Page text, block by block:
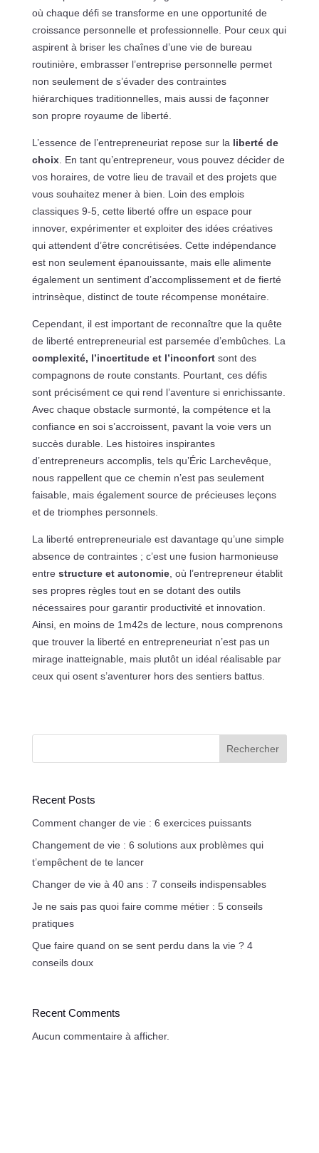
où chaque défi se transforme en une opportunité de
croissance personnelle et professionnelle. Pour ceux qui
aspirent à briser les chaînes d’une vie de bureau
routinière, embrasser l’entreprise personnelle permet
non seulement de s’évader des contraintes
hiérarchiques traditionnelles, mais aussi de façonner
son propre royaume de liberté.
L’essence de l’entrepreneuriat repose sur la liberté de
choix. En tant qu’entrepreneur, vous pouvez décider de
vos horaires, de votre lieu de travail et des projets que
vous souhaitez mener à bien. Loin des emplois
classiques 9-5, cette liberté offre un espace pour
innover, expérimenter et exploiter des idées créatives
qui attendent d’être concrétisées. Cette indépendance
est non seulement épanouissante, mais elle alimente
également un sentiment d’accomplissement et de fierté
intrinsèque, distinct de toute récompense monétaire.
Cependant, il est important de reconnaître que la quête
de liberté entrepreneurial est parsemée d’embûches. La
complexité, l’incertitude et l’inconfortsont des
compagnons de route constants. Pourtant, ces défis
sont précisément ce qui rend l’aventure si enrichissante.
Avec chaque obstacle surmonté, la compétence et la
confiance en soi s’accroissent, pavant la voie vers un
succès durable. Les histoires inspirantes
d’entrepreneurs accomplis, tels qu’Éric Larchevêque,
nous rappellent que ce chemin n’est pas seulement
faisable, mais également source de précieuses leçons
et de triomphes personnels.
La liberté entrepreneuriale est davantage qu’une simple
absence de contraintes ; c’est une fusion harmonieuse
entre structure et autonomie, où l’entrepreneur établit
ses propres règles tout en se dotant des outils
nécessaires pour garantir productivité et innovation.
Ainsi, en moins de 1m42s de lecture, nous comprenons
que trouver la liberté en entrepreneuriat n’est pas un
mirage inatteignable, mais plutôt un idéal réalisable par
ceux qui osent s’aventurer hors des sentiers battus.
Rechercher
Recent Posts
Comment changer de vie : 6 exercices puissants
Changement de vie : 6 solutions aux problèmes qui
t’empêchent de te lancer
Changer de vie à 40 ans : 7 conseils indispensables
Je ne sais pas quoi faire comme métier : 5 conseils
pratiques
Que faire quand on se sent perdu dans la vie ? 4
conseils doux
Recent Comments
Aucun commentaire à afficher.